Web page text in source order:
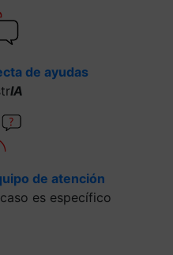
de ayudas
IA
de atención
es específico